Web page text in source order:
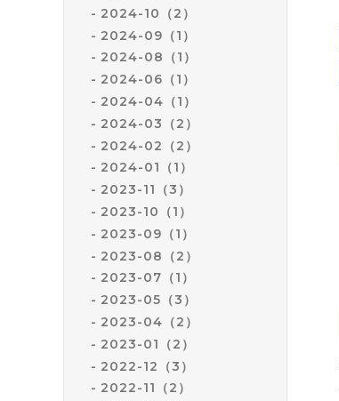
2024-10（2）
2024-09（1）
2024-08（1）
2024-06（1）
2024-04（1）
2024-03（2）
2024-02（2）
2024-01（1）
2023-11（3）
2023-10（1）
2023-09（1）
2023-08（2）
2023-07（1）
2023-05（3）
2023-04（2）
2023-01（2）
2022-12（3）
2022-11（2）